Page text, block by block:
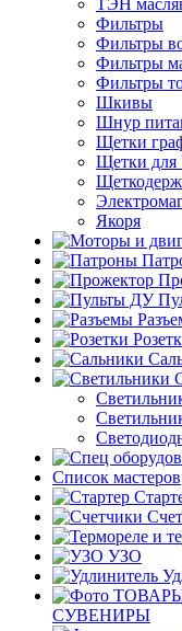
ТЭН
Фильтры
Фильтры
Фильтры
Фильтры
Шкивы
Шнур
Щетки
Щетки
Якоря
Список мастеров
УЗО
СУВЕНИРЫ